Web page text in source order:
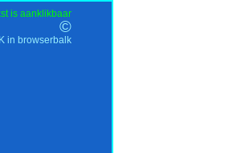
is aanklikbaar
in browserbalk
©